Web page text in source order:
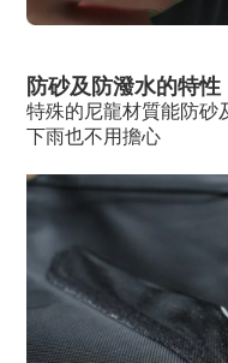
防砂及防潑水的特性
特殊的尼龍材質能防砂
下雨也不用擔心